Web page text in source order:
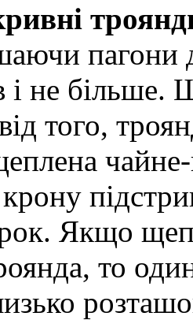
і не більше.
того,
Якщо
то